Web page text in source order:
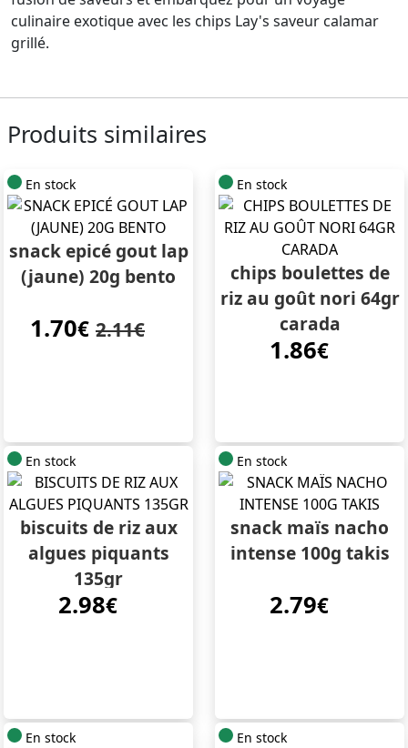
culinaire exotique avec les chips Lay's saveur calamar
grillé.
Produits similaires
En stock
snack epicé gout lap
(jaune) 20g bento
1.70€ 2.11€
En stock
chips boulettes de
riz au goût nori 64gr
carada
1.86€
En stock
biscuits de riz aux
algues piquants
135gr
2.98€
En stock
snack maïs nacho
intense 100g takis
2.79€
En stock En stock